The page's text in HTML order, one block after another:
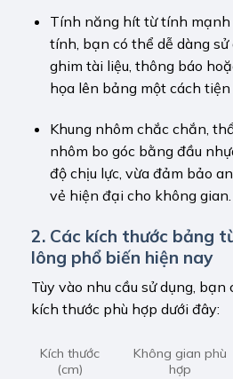
Tính năng hít từ tính mạnh
tính, bạn có thể dễ dàng
ghim tài liệu, thông báo
họa lên bảng một cách tiện
Khung nhôm chắc chắn,
nhôm bo góc bằng đầu
độ chịu lực, vừa đảm bảo
vẻ hiện đại cho không gian.
2. Các kích thước bảng
lông phổ biến hiện nay
Tùy vào nhu cầu sử dụng, bạn
kích thước phù hợp dưới đây:
Kích thước
(cm)
Không gian phù
hợp